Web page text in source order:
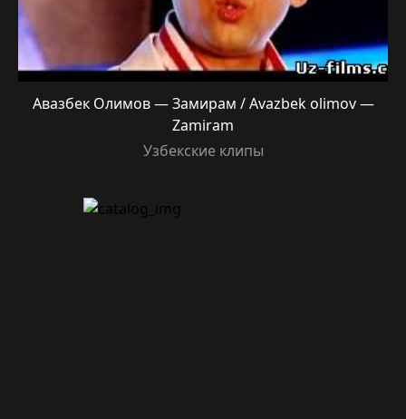
Авазбек Олимов — Замирам / Avazbek olimov —
Zamiram
Узбекские клипы